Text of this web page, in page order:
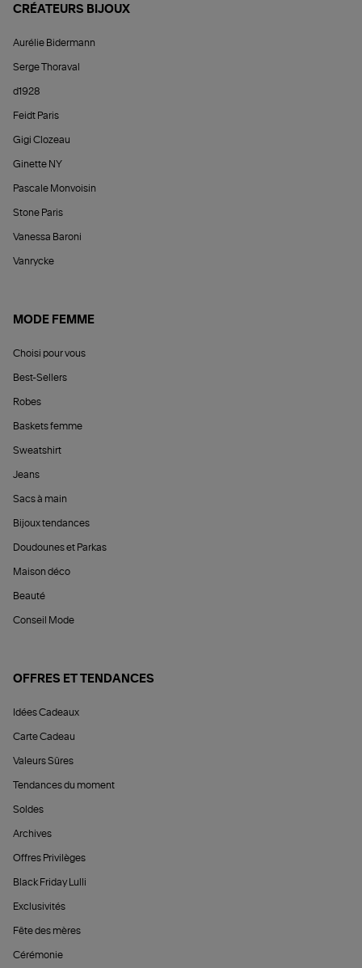
CRÉATEURS BIJOUX
Aurélie Bidermann
Serge Thoraval
d1928
Feidt Paris
Gigi Clozeau
Ginette NY
Pascale Monvoisin
Stone Paris
Vanessa Baroni
Vanrycke
MODE FEMME
Choisi pour vous
Best-Sellers
Robes
Baskets femme
Sweatshirt
Jeans
Sacs à main
Bijoux tendances
Doudounes et Parkas
Maison déco
Beauté
Conseil Mode
OFFRES ET TENDANCES
Idées Cadeaux
Carte Cadeau
Valeurs Sûres
Tendances du moment
Soldes
Archives
Offres Privilèges
Black Friday Lulli
Exclusivités
Fête des mères
Cérémonie